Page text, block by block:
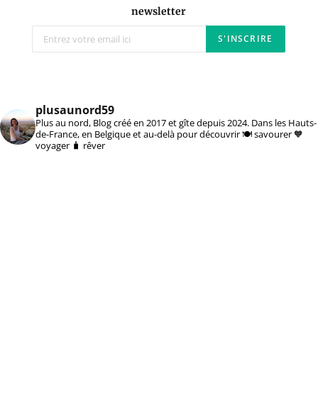
newsletter
plusaunord59
Plus au nord, Blog créé en 2017 et gîte depuis 2024. Dans les Hauts-
de-France, en Belgique et au-delà pour découvrir 🍽️ savourer 🧡
voyager 🧳 rêver